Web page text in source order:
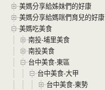
美媽分享給姊妹們的好康
美媽分享給媽咪們育兒的好康
美媽吃美食
南投-埔里美食
南投美食
台中美食-東區
台中美食-大甲
台中美食-東勢